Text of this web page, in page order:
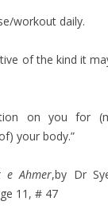
workout daily.
of the kind it
on you for
your body.”
e Ahmer,by Dr
11, # 47